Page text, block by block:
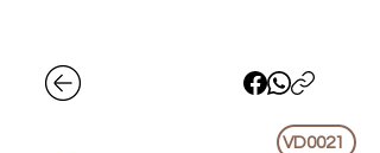
VD0021